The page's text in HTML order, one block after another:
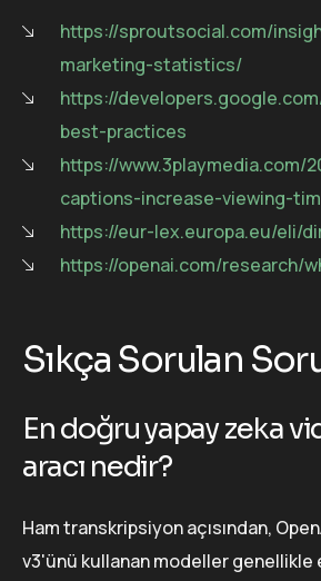
https://sproutsocial.com/
marketing-statistics/
https://
best-practices
https://www.3playmedia.com/
captions-increase-viewing-
https://eur-lex.europa.eu/eli/
https://openai.com/research/
Sıkça Sorulan
En doğru yapay zeka
aracı nedir?
Ham transkripsiyon açısından,
v3'ünü kullanan modeller genellikle